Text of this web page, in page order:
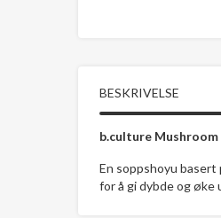
BESKRIVELSE
b.culture Mushroom
En soppshoyu basert
for å gi dybde og øke